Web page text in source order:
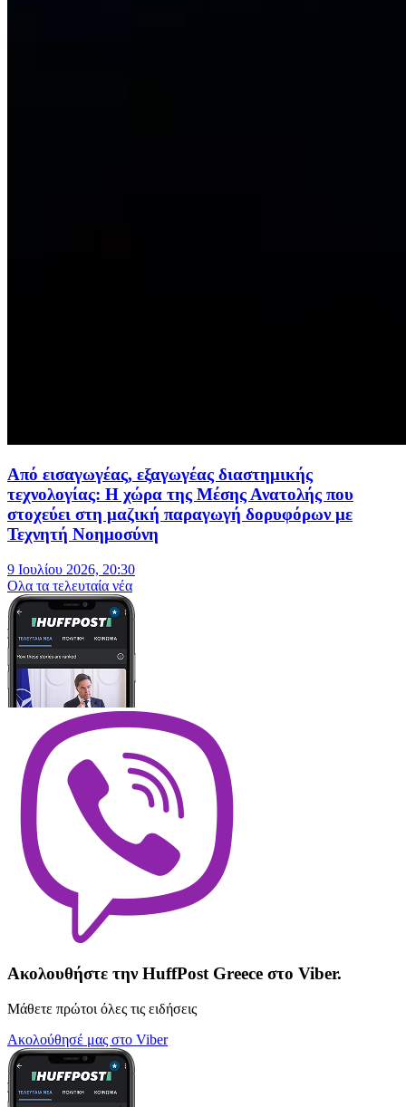
Από εισαγωγέας, εξαγωγέας διαστημικής
τεχνολογίας: Η χώρα της Μέσης Ανατολής που
στοχεύει στη μαζική παραγωγή δορυφόρων με
Τεχνητή Νοημοσύνη
9 Ιουλίου 2026, 20:30
Oλα τα τελευταία νέα
Ακολουθήστε την HuffPost Greece στο Viber.
Μάθετε πρώτοι όλες τις ειδήσεις
Ακολούθησέ μας στο Viber